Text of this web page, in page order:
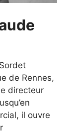
de Rennes,
directeur
il ouvre